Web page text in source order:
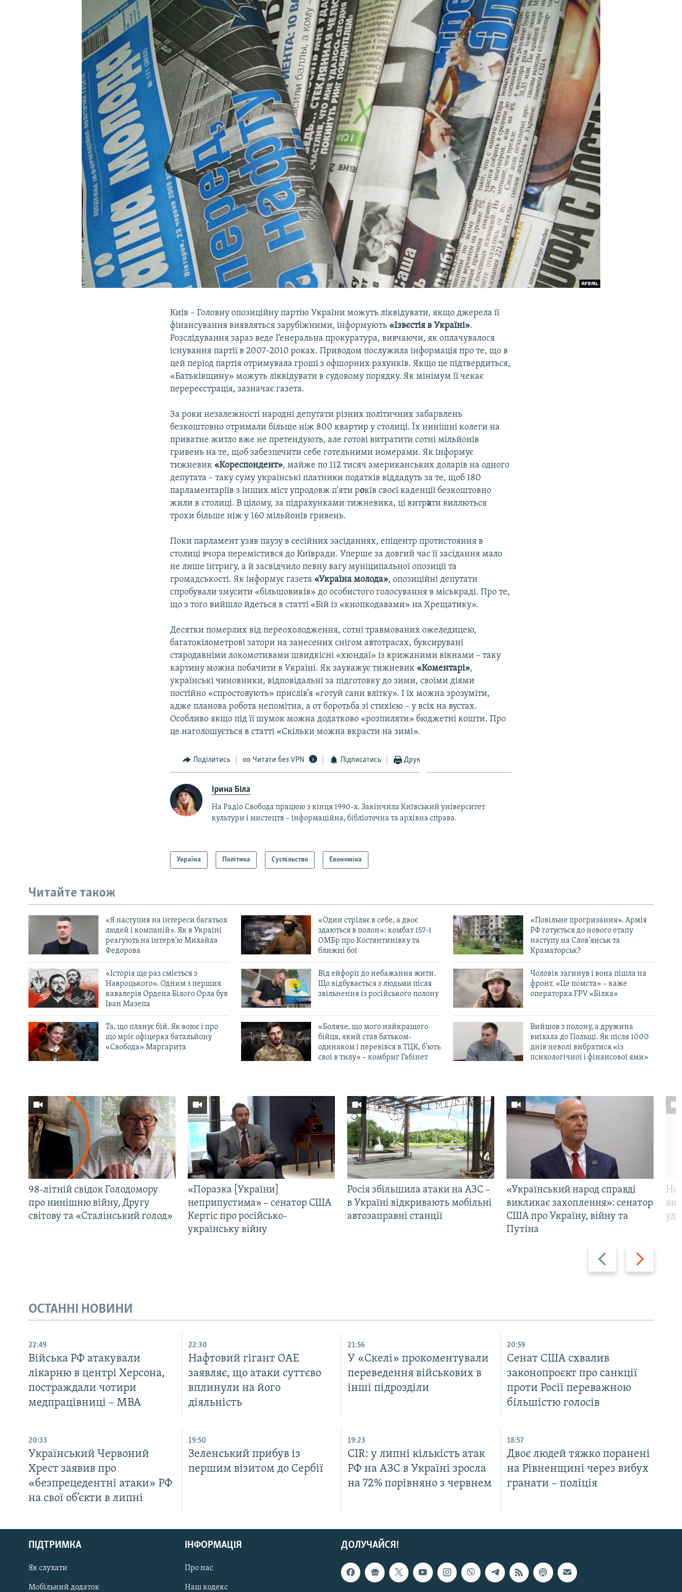
РУС
Київ – Головну опозиційну партію України можуть ліквідувати, якщо джерела її
фінансування виявляться зарубіжними, інформують «Ізвєстія в Україні».
Розслідування зараз веде Генеральна прокуратура, вивчаючи, як оплачувалося
існування партії в 2007-2010 роках. Приводом послужила інформація про те, що в
цей період партія отримувала гроші з офшорних рахунків. Якщо це підтвердиться,
«Батьківщину» можуть ліквідувати в судовому порядку. Як мінімум її чекає
перереєстрація, зазначає газета.
За роки незалежності народні депутати різних політичних забарвлень
безкоштовно отримали більше ніж 800 квартир у столиці. Їх нинішні колеги на
приватне житло вже не претендують, але готові витратити сотні мільйонів
гривень на те, щоб забезпечити себе готельними номерами. Як інформує
тижневик «Кореспондент», майже по 112 тисяч американських доларів на одного
депутата – таку суму українські платники податків віддадуть за те, щоб 180
парламентаріїв з інших міст упродовж п'яти років своєї каденції безкоштовно
жили в столиці. В цілому, за підрахунками тижневика, ці витрати виллються
трохи більше ніж у 160 мільйонів гривень.
Поки парламент узяв паузу в сесійних засіданнях, епіцентр протистояння в
столиці вчора перемістився до Київради. Уперше за довгий час її засідання мало
не лише інтригу, а й засвідчило певну вагу муніципальної опозиції та
громадськості. Як інформує газета «Україна молода», опозиційні депутати
спробували змусити «більшовиків» до особистого голосування в міськраді. Про те,
що з того вийшло йдеться в статті «Бій із «кнопкодавами» на Хрещатику».
Десятки померлих від переохолодження, сотні травмованих ожеледицею,
багатокілометрові затори на занесених снігом автотрасах, буксирувані
стародавніми локомотивами швидкісні «хюндаї» із крижаними вікнами – таку
картину можна побачити в Україні. Як зауважує тижневик «Коментарі»,
українські чиновники, відповідальні за підготовку до зими, своїми діями
постійно «спростовують» прислів’я «готуй сани влітку». І їх можна зрозуміти,
адже планова робота непомітна, а от боротьба зі стихією – у всіх на вустах.
Особливо якщо під її шумок можна додатково «розпиляти» бюджетні кошти. Про
це наголошується в статті «Скільки можна вкрасти на зимі».
Поділитись Читати без VPN Підписатись Друк
Ірина Біла
На Радіо Свобода працюю з кінця 1990-х. Закінчила Київський університет
культури і мистецтв – інформаційна, бібліотечна та архівна справа.
Україна Політика Суспільство Економіка
Читайте також
«Я наступив на інтереси багатьох
людей і компаній». Як в Україні
реагують на інтерв’ю Михайла
Федорова
«Один стріляє в себе, а двоє
здаються в полон»: комбат 157-ї
ОМБр про Костянтинівку та
ближні бої
«Повільне прогризання». Армія
РФ готується до нового етапу
наступу на Слов’янськ та
Краматорськ?
«Історія ще раз сміється з
Навроцького». Одним з перших
кавалерів Ордена Білого Орла був
Іван Мазепа
Від ейфорії до небажання жити.
Що відбувається з людьми після
звільнення із російського полону
Чоловік загинув і вона пішла на
фронт. «Це помста» – каже
операторка FPV «Білка»
Та, що планує бій. Як воює і про
що мріє офіцерка батальйону
«Свобода» Маргарита
«Боляче, що мого найкращого
бійця, який став батьком-
одинаком і перевівся в ТЦК, б’ють
свої в тилу» – комбриг Габінет
Вийшов з полону, а дружина
виїхала до Польщі. Як після 1000
днів неволі вибратися «із
психологічної і фінансової ями»
Назад Вперед
98-літній свідок Голодомору
про нинішню війну, Другу
світову та «Сталінський голод»
«Поразка [України]
неприпустима» – сенатор США
Кертіс про російсько-
українську війну
Росія збільшила атаки на АЗС –
в Україні відкривають мобільні
автозаправні станції
«Український народ справді
викликає захоплення»: сенатор
США про Україну, війну та
Путіна
ОСТАННІ НОВИНИ
22:49
Війська РФ атакували
лікарню в центрі Херсона,
постраждали чотири
медпрацівниці – МВА
22:30
Нафтовий гігант ОАЕ
заявляє, що атаки суттєво
вплинули на його
діяльність
21:56
У «Скелі» прокоментували
переведення військових в
інші підрозділи
20:59
Cенат США схвалив
законопроєкт про санкції
проти Росії переважною
більшістю голосів
20:33
Український Червоний
Хрест заявив про
«безпрецедентні атаки» РФ
на свої об’єкти в липні
19:50
Зеленський прибув із
першим візитом до Сербії
19:23
CIR: у липні кількість атак
РФ на АЗС в Україні зросла
на 72% порівняно з червнем
18:57
Двоє людей тяжко поранені
на Рівненщині через вибух
гранати – поліція
ДОЛУЧАЙСЯ!
ПІДТРИМКА
Як слухати
Мобільний додаток
ІНФОРМАЦІЯ
Про нас
Наш кодекс